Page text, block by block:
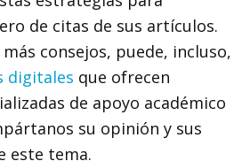
de citas de sus artículos.
consejos, puede, incluso,
digitales que ofrecen
de apoyo académico
su opinión y sus
este tema.